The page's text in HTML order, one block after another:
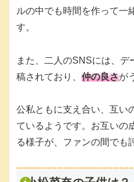
ルの中でも時間を作って一
す。
また、二人のSNSには、デ
稿されており、 仲の良さが
公私ともに支え合い、互い
ているようです。お互いの
る様子が、ファンの間でも